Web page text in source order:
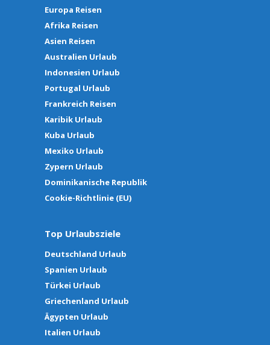
Europa Reisen
Afrika Reisen
Asien Reisen
Australien Urlaub
Indonesien Urlaub
Portugal Urlaub
Frankreich Reisen
Karibik Urlaub
Kuba Urlaub
Mexiko Urlaub
Zypern Urlaub
Dominikanische Republik
Cookie-Richtlinie (EU)
Top Urlaubsziele
Deutschland Urlaub
Spanien Urlaub
Türkei Urlaub
Griechenland Urlaub
Ägypten Urlaub
Italien Urlaub